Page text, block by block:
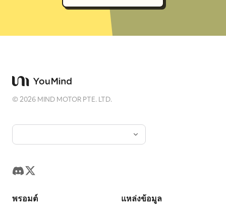
©2026 MIND MOTOR PTE. LTD.
พรอมต์ แหล่งข้อมูล